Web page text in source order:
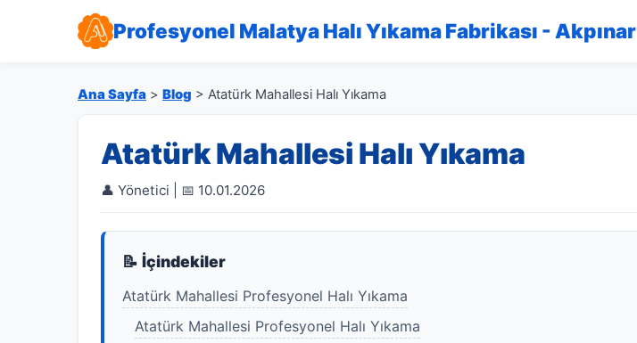
Profesyonel Malatya Halı Yıkama Fabrikası - Akpınar
Ana Sayfa > Blog > Atatürk Mahallesi Halı Yıkama
Atatürk Mahallesi Halı Yıkama
👤 Yönetici | 📅 10.01.2026
📝 İçindekiler
Atatürk Mahallesi Profesyonel Halı Yıkama
Atatürk Mahallesi Profesyonel Halı Yıkama